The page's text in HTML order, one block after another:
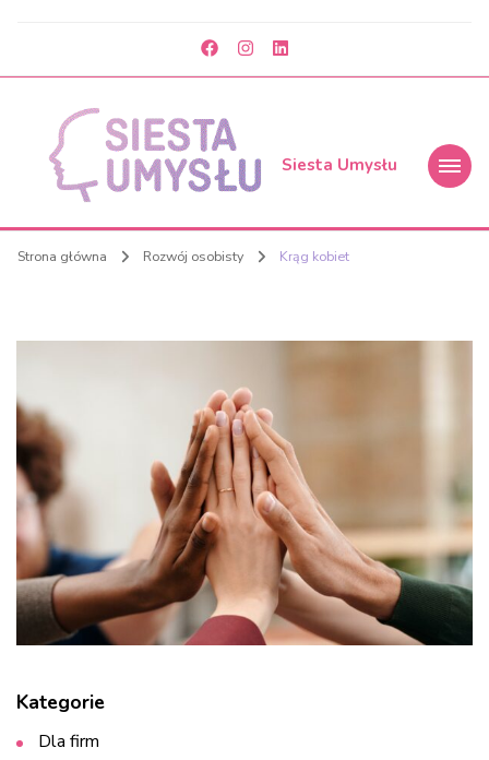
Siesta Umysłu
Strona główna Rozwój osobisty Krąg kobiet
Kategorie
Dla firm